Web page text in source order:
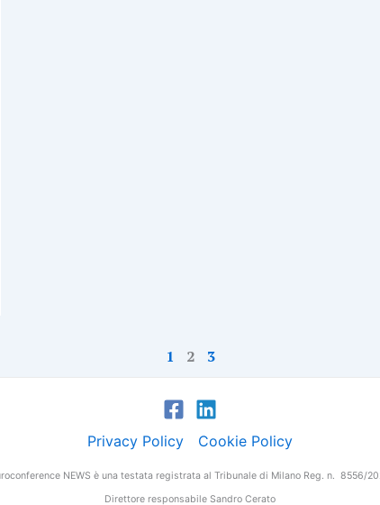
1 2 3
Privacy Policy Cookie Policy
NEWS è una testata registrata al Tribunale di Milano Reg. n. 8556/
Direttore responsabile Sandro Cerato